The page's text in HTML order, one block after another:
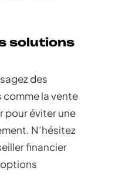
solutions
des
la vente
pour éviter une
N’hésitez
financier